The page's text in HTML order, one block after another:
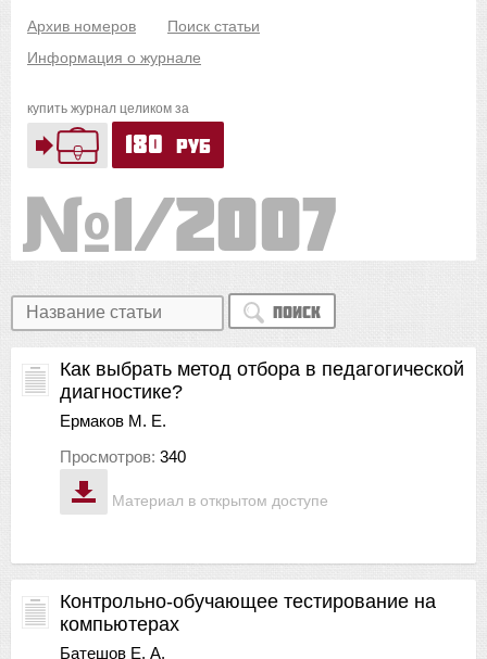
Архив номеров
Поиск статьи
Информация о журнале
купить журнал целиком за
180 руб
1/2007
Поиск
Материал в открытом доступе
Как выбрать метод отбора в педагогической
диагностике?
Ермаков М. Е.
Просмотров: 340
Контрольно-обучающее тестирование на
компьютерах
Батешов Е. А.